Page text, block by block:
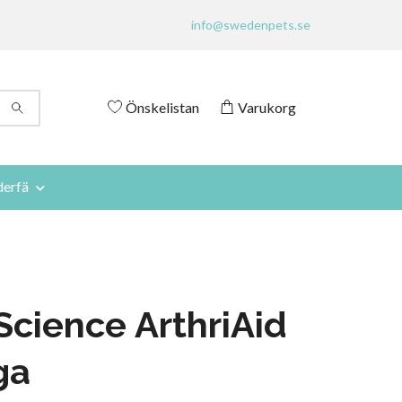
info@swedenpets.se
Önskelistan Varukorg
ArthriAid